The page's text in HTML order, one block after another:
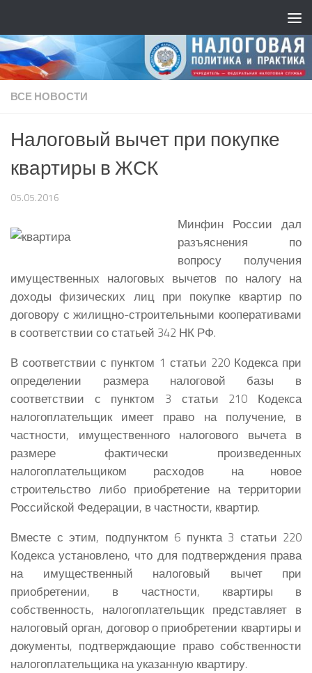
ВСЕ НОВОСТИ
Налоговый вычет при покупке
квартиры в ЖСК
05.05.2016
Минфин России дал
разъяснения по
вопросу получения
имущественных налоговых вычетов по налогу на
доходы физических лиц при покупке квартир по
договору с жилищно-строительными кооперативами
в соответствии со статьей 342 НК РФ.
В соответствии с пунктом 1 статьи 220 Кодекса при
определении размера налоговой базы в
соответствии с пунктом 3 статьи 210 Кодекса
налогоплательщик имеет право на получение, в
частности, имущественного налогового вычета в
размере фактически произведенных
налогоплательщиком расходов на новое
строительство либо приобретение на территории
Российской Федерации, в частности, квартир.
Вместе с этим, подпунктом 6 пункта 3 статьи 220
Кодекса установлено, что для подтверждения права
на имущественный налоговый вычет при
приобретении, в частности, квартиры в
собственность, налогоплательщик представляет в
налоговый орган, договор о приобретении квартиры и
документы, подтверждающие право собственности
налогоплательщика на указанную квартиру.